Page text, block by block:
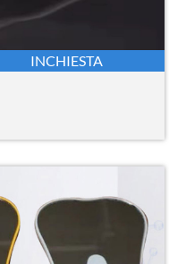
INCHIESTA